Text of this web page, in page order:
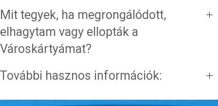
Mit tegyek, ha megrongálódott,
elhagytam vagy ellopták a
Városkártyámat?
További hasznos információk: